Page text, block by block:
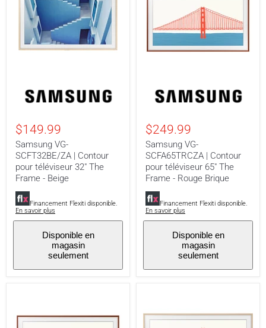
VG-
SCFT32BE/ZA
pour
téléviseur
32"
The
Frame
$149.99
Samsung VG-
SCFT32BE/ZA | Contour
pour téléviseur 32" The
Frame - Beige
Financement Flexiti disponible.
En savoir plus
Disponible en
magasin
seulement
VG-
SCFA65TRCZA
pour
téléviseur
65"
The
Frame
Brique
$249.99
Samsung VG-
SCFA65TRCZA | Contour
pour téléviseur 65" The
Frame - Rouge Brique
Financement Flexiti disponible.
En savoir plus
Disponible en
magasin
seulement